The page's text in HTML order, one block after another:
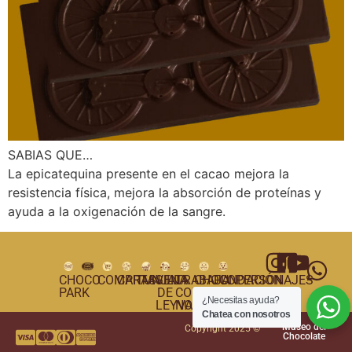
SABIAS QUE…
La epicatequina presente en el cacao mejora la
resistencia física, mejora la absorción de proteínas y
ayuda a la oxigenación de la sangre.
CHOCO
PARK
COMPRAS
CARTAGENA
TUNJA
VILLA
DE
LEYVA
TRABAJA
CON
NOSOTROS
CHOCOPERSONAJES
FUNDACIÓN
Copyright 2025 ©
Museo del
Chocolate
¿Necesitas ayuda?
Chatea con nosotros